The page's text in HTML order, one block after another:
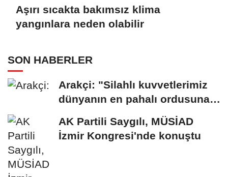
Aşırı sıcakta bakımsız klima
yangınlara neden olabilir
SON HABERLER
Arakçi: "Silahlı kuvvetlerimiz
dünyanın en pahalı ordusuna
AK Partili Saygılı, MÜSİAD
İzmir Kongresi'nde konuştu